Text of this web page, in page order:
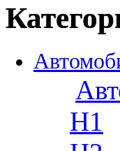
H1